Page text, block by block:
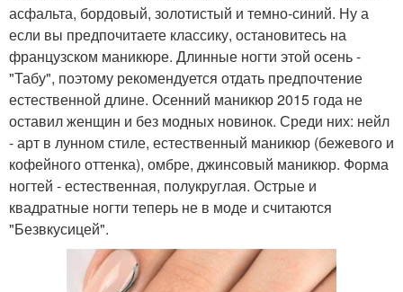
асфальта, бордовый, золотистый и темно-синий. Ну а
если вы предпочитаете классику, остановитесь на
французском маникюре. Длинные ногти этой осень -
"Табу", поэтому рекомендуется отдать предпочтение
естественной длине. Осенний маникюр 2015 года не
оставил женщин и без модных новинок. Среди них: нейл
- арт в лунном стиле, естественный маникюр (бежевого и
кофейного оттенка), омбре, джинсовый маникюр. Форма
ногтей - естественная, полукруглая. Острые и
квадратные ногти теперь не в моде и считаются
"Безвкусицей".